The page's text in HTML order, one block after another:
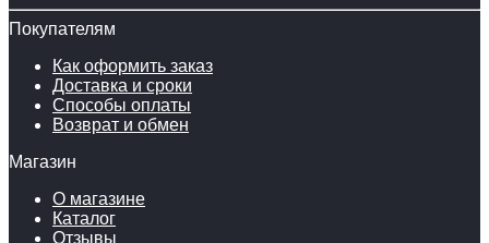
Покупателям
Как оформить заказ
Доставка и сроки
Способы оплаты
Возврат и обмен
Магазин
О магазине
Каталог
Отзывы